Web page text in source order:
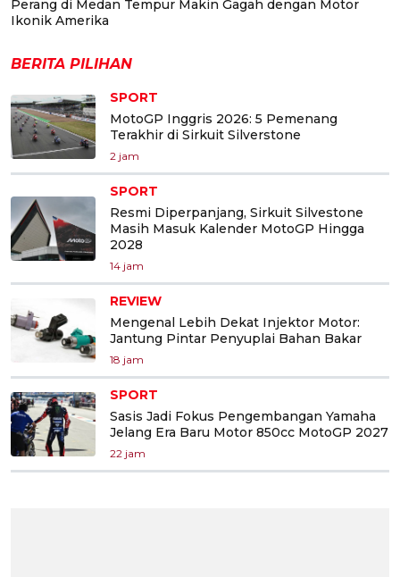
Perang di Medan Tempur Makin Gagah dengan Motor
Ikonik Amerika
BERITA PILIHAN
SPORT
MotoGP Inggris 2026: 5 Pemenang
Terakhir di Sirkuit Silverstone
2 jam
SPORT
Resmi Diperpanjang, Sirkuit Silvestone
Masih Masuk Kalender MotoGP Hingga
2028
14 jam
REVIEW
Mengenal Lebih Dekat Injektor Motor:
Jantung Pintar Penyuplai Bahan Bakar
18 jam
SPORT
Sasis Jadi Fokus Pengembangan Yamaha
Jelang Era Baru Motor 850cc MotoGP 2027
22 jam